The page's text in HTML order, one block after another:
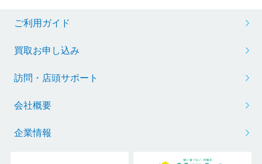
ご利用ガイド
買取お申し込み
訪問・店頭サポート
会社概要
企業情報